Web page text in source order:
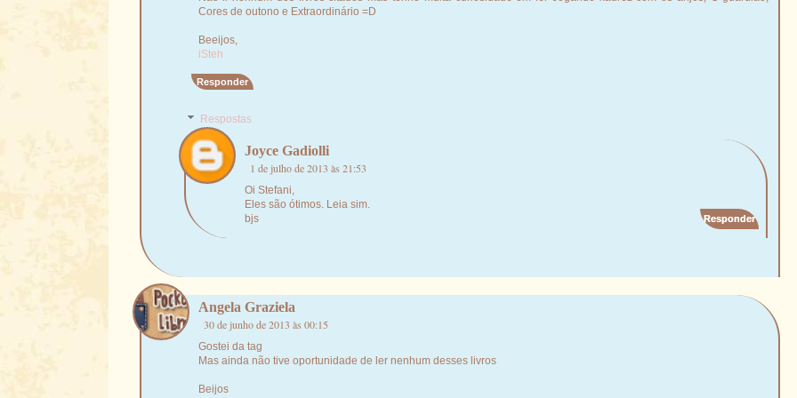
Cores de outono e Extraordinário =D
Beeijos,
iSteh
Responder
Respostas
Joyce Gadiolli
1 de julho de 2013 às 21:53
Oi Stefani,
Eles são ótimos. Leia sim.
bjs
Responder
Angela Graziela
30 de junho de 2013 às 00:15
Gostei da tag
Mas ainda não tive oportunidade de ler nenhum desses livros
Beijos